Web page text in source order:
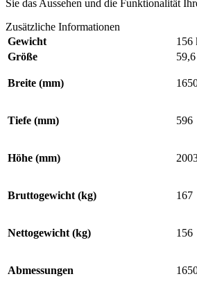
Sie das Aussehen und die Funktionalität
Zusätzliche Informationen
Gewicht
156
Größe
Breite (mm)
Tiefe (mm) 596
Höhe (mm)
Bruttogewicht (kg) 167
Nettogewicht (kg) 156
Abmessungen